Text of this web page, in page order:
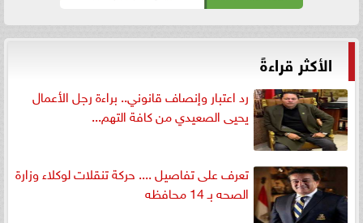
الأكثر قراءةً
رد اعتبار وإنصاف قانوني.. براءة رجل الأعمال
يحيى الصعيدي من كافة التهم...
تعرف على تفاصيل .... حركة تنقلات لوكلاء وزارة
الصحه بـ 14 محافظه